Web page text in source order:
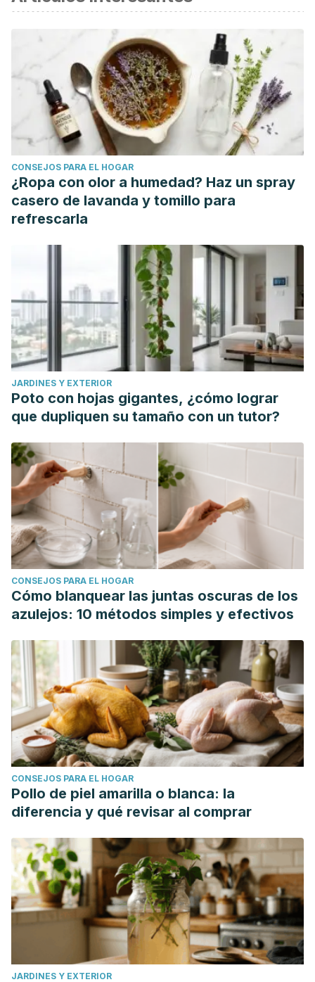
Mazzarello S, Arnaout A. Nipple discharge. CMAJ.
2015;187(8):599. doi:10.1503/cmaj.140633
Halperin I, Cámara R, García M, García D. Guía clínica del
diagnóstico y tratamiento del prolactinoma y la
hiperprolactinemia. Endocrinología y Nutrición
2013;60(6):308-319.
Solís J, Cornejo P. Estados hiperprolactinémicos. Rev Med
Hered 2006;17(4)234-245.
Cebrián C, Fernández J. La telorrea como manifestación
del carcinoma intraductal de mama. Progresos de
Obstetricia y Ginecología 2010;53(11):476-479.
Discharge. [Updated 2020 Nov 20]. In: StatPearls [Internet].
Treasure Island (FL): StatPearls Publishing; 2020 Jan-.
Available from:
https://www.ncbi.nlm.nih.gov/books/NBK430938/
Markopoulos C, Mantas D, Kouskos E, Antonopoulou Z,
Lambadariou K, Revenas K, Papachristodoulou A. Surgical
management of nipple discharge. Eur J Gynaecol Oncol.
2006;27(3):275-8. PMID: 16800258.
CONSEJOS PARA EL HOGAR
¿Ropa con olor a humedad? Haz un spray
casero de lavanda y tomillo para
refrescarla
JARDINES Y EXTERIOR
Poto con hojas gigantes, ¿cómo lograr
que dupliquen su tamaño con un tutor?
CONSEJOS PARA EL HOGAR
Cómo blanquear las juntas oscuras de los
azulejos: 10 métodos simples y efectivos
CONSEJOS PARA EL HOGAR
Pollo de piel amarilla o blanca: la
diferencia y qué revisar al comprar
JARDINES Y EXTERIOR